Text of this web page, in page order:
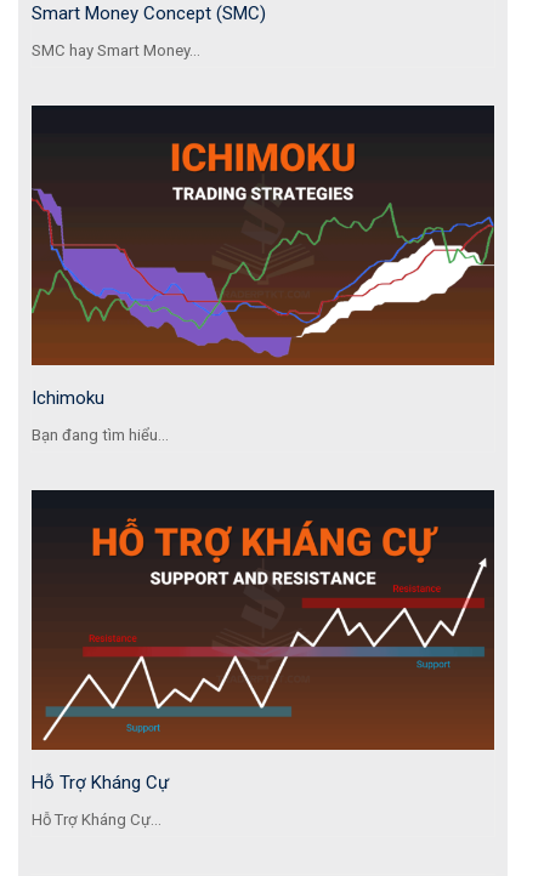
Smart Money Concept (SMC)
SMC hay Smart Money...
Ichimoku
Bạn đang tìm hiểu...
Hỗ Trợ Kháng Cự
Hỗ Trợ Kháng Cự...